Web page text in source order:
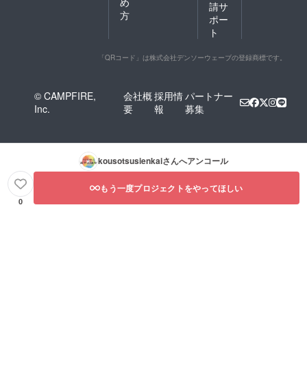
方
請サ
ポー
ト
「QRコード」は株式会社デンソーウェーブの登録商標です。
© CAMPFIRE,
Inc.
会社概
要
採用情
報
パートナー
募集
kousotsusienkaiさんへアンコール
0
もう一度プロジェクトをやってほしい